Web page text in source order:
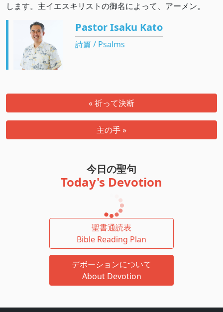
します。主イエスキリストの御名によって、アーメン。
Pastor Isaku Kato
詩篇 / Psalms
« 祈って決断
主の手 »
今日の聖句
Today's Devotion
聖書通読表
Bible Reading Plan
デボーションについて
About Devotion